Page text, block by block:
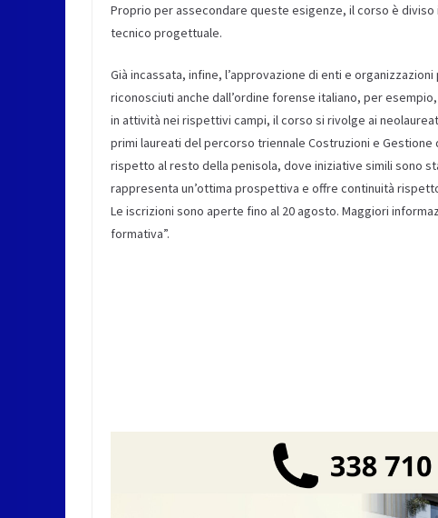
Proprio per assecondare queste esigenze, il corso è
tecnico progettuale.
Già incassata, infine, l’approvazione di enti e
riconosciuti anche dall’ordine forense italiano, per
in attività nei rispettivi campi, il corso si rivolge ai
primi laureati del percorso triennale Costruzioni e
rispetto al resto della penisola, dove iniziative simili sono
rappresenta un’ottima prospettiva e offre continuità
Le iscrizioni sono aperte fino al 20 agosto. Maggiori
formativa”.